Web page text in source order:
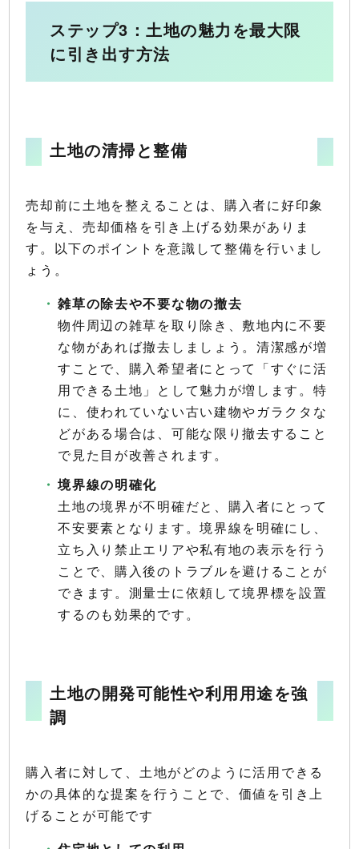
ステップ3：土地の魅力を最大限
に引き出す方法
土地の清掃と整備
売却前に土地を整えることは、購入者に好印象
を与え、売却価格を引き上げる効果がありま
す。以下のポイントを意識して整備を行いまし
ょう。
雑草の除去や不要な物の撤去
物件周辺の雑草を取り除き、敷地内に不要
な物があれば撤去しましょう。清潔感が増
すことで、購入希望者にとって「すぐに活
用できる土地」として魅力が増します。特
に、使われていない古い建物やガラクタな
どがある場合は、可能な限り撤去すること
で見た目が改善されます。
境界線の明確化
土地の境界が不明確だと、購入者にとって
不安要素となります。境界線を明確にし、
立ち入り禁止エリアや私有地の表示を行う
ことで、購入後のトラブルを避けることが
できます。測量士に依頼して境界標を設置
するのも効果的です。
土地の開発可能性や利用用途を強
調
購入者に対して、土地がどのように活用できる
かの具体的な提案を行うことで、価値を引き上
げることが可能です